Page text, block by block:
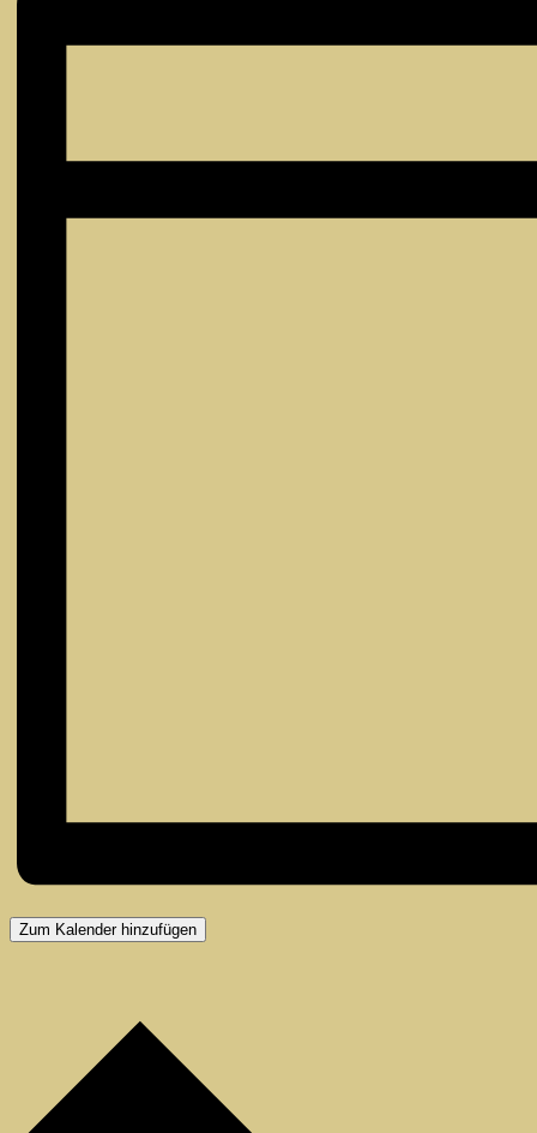
Zum Kalender hinzufügen